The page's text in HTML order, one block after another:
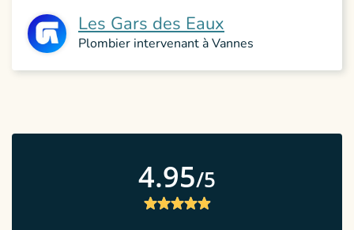
Les Gars des Eaux
Plombier intervenant à Vannes
4.95/5